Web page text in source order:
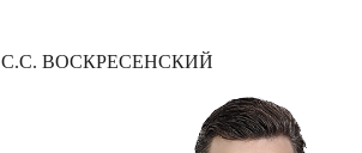
С.С. ВОСКРЕСЕНСКИЙ